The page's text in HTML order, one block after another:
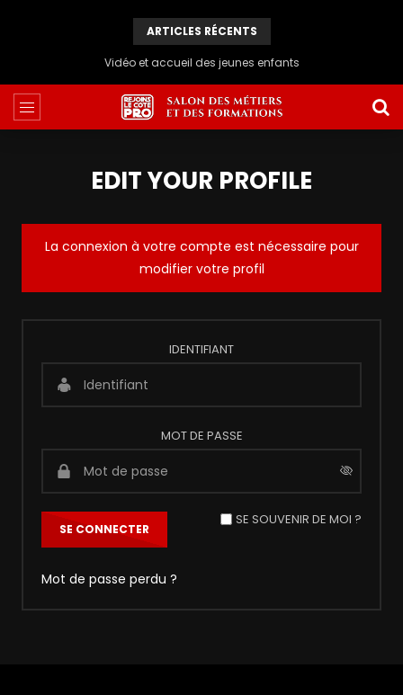
ARTICLES RÉCENTS
CUISINIERE NAPOLITAINE
EDIT YOUR PROFILE
La connexion à votre compte est nécessaire pour
modifier votre profil
IDENTIFIANT
MOT DE PASSE
SE SOUVENIR DE MOI ?
Mot de passe perdu ?